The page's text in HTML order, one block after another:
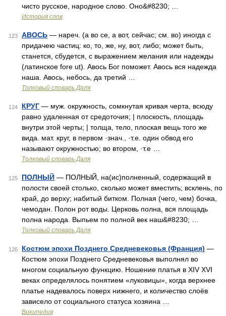
чисто русское, народное слово. Оно&#8230; …
История слов
123 АВОСЬ — нареч. (а во се, а вот, сейчас; см. во) иногда с
придачею частиц: ко, то, же, ну, вот, либо; может быть,
станется, сбудется, с выражением желания или надежды
(латинское fore ut). Авось Бог поможет. Авось вся надежда
наша. Авось, небось, да третий …
Толковый словарь Даля
124 КРУГ — муж. окружность, сомкнутая кривая черта, всюду
равно удаленная от средоточия; | плоскость, площадь
внутри этой черты; | толща, тело, плоская вещь того же
вида. мат. круг, в первом ·знач., ·т.е. один обвод его
называют окружностью; во втором, ·т.е …
Толковый словарь Даля
125 ПОЛНЫЙ — ПОЛНЫЙ, на(ис)полненный, содержащий в
полости своей столько, сколько может вместить; всклень, по
край, до верху; набитый битком. Полная (чего, чем) бочка,
чемодан. Полон рот воды. Церковь полна, вся площадь
полна народа. Выпьем по полной век наш&#8230; …
Толковый словарь Даля
126 Костюм эпохи Позднего Средневековья (Франция) —
Костюм эпохи Позднего Средневековья выполнял во
многом социальную функцию. Ношение платья в XIV XVI
веках определялось понятием «луковицы», когда верхнее
платье надевалось поверх нижнего, и количество слоёв
зависело от социального статуса хозяина …
Википедия